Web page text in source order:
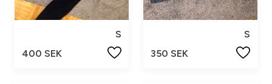
S
400 SEK
S
350 SEK